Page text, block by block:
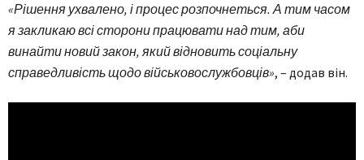
«Рішення ухвалено, і процес розпочнеться. А тим часом
я закликаю всі сторони працювати над тим, аби
винайти новий закон, який відновить соціальну
справедливість щодо військовослужбовців», – додав він.